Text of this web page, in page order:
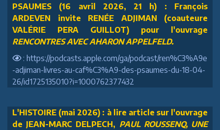
PSAUMES (16 avril 2026, 21 h) : François
ARDEVEN invite RENÉE ADJIMAN (coauteure
VALÉRIE PERA GUILLOT) pour l'ouvrage
RENCONTRES AVEC AHARON APPELFELD.
: https://podcasts.apple.com/ga/podcast/ren%C3%A9e
-adjiman-livres-au-caf%C3%A9-des-psaumes-du-18-04-
26/id1725135010?i=1000762377432
L'HISTOIRE (mai 2026) : à lire article sur l'ouvrage
de JEAN-MARC DELPECH, PAUL ROUSSENQ, UNE